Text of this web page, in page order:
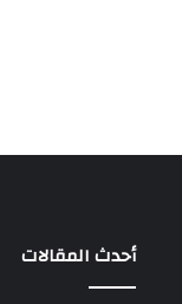
أحدث المقالات